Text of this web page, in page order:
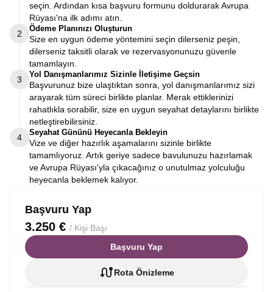
seçin. Ardından kısa başvuru formunu doldurarak Avrupa
Rüyası'na ilk adımı atın.
2
Ödeme Planınızı Oluşturun
Size en uygun ödeme yöntemini seçin dilerseniz peşin,
dilerseniz taksitli olarak ve rezervasyonunuzu güvenle
tamamlayın.
3
Yol Danışmanlarımız Sizinle İletişime Geçsin
Başvurunuz bize ulaştıktan sonra, yol danışmanlarımız sizi
arayarak tüm süreci birlikte planlar. Merak ettiklerinizi
rahatlıkla sorabilir, size en uygun seyahat detaylarını birlikte
netleştirebilirsiniz.
4
Seyahat Gününü Heyecanla Bekleyin
Vize ve diğer hazırlık aşamalarını sizinle birlikte
tamamlıyoruz. Artık geriye sadece bavulunuzu hazırlamak
ve Avrupa Rüyası'yla çıkacağınız o unutulmaz yolculuğu
heyecanla beklemek kalıyor.
Başvuru Yap
3.250 € / Kişi Başı
Başvuru Yap
Rota Önizleme